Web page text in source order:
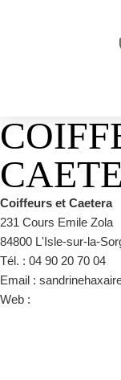
Coiffeurs et Caetera
231 Cours Emile Zola
84800 L'Isle-sur-la-
Tél. : 04 90 20 70 04
Email :
Web :